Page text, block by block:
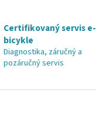
Certifikovaný servis e-
bicykle
Diagnostika, záručný a
pozáručný servis